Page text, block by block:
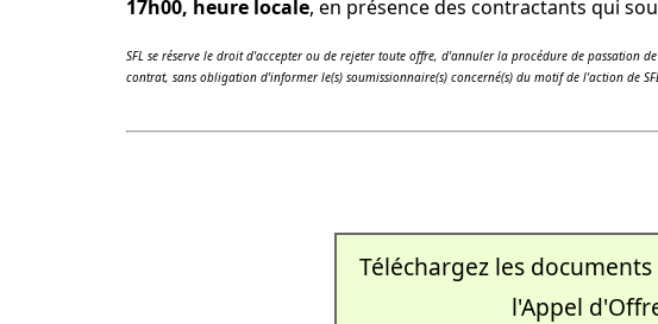
17h00, heure locale, en présence des contractants qui
SFL se réserve le droit d'accepter ou de rejeter toute offre, d'annuler la procédure de passation
contrat, sans obligation d'informer le(s) soumissionnaire(s) concerné(s) du motif de l'action de SFL.
Téléchargez les
l'Appel